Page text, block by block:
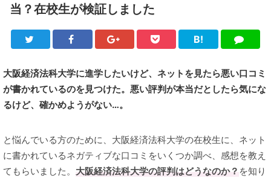
当？在校生が検証しました
Twitter FacebookGoogle+Pocket
B!
は
ブ
LINE
大阪経済法科大学に進学したいけど、ネットを見たら悪い口コミ
が書かれているのを見つけた。悪い評判が本当だとしたら気にな
るけど、確かめようがない…。
と悩んでいる方のために、大阪経済法科大学の在校生に、ネット
に書かれているネガティブな口コミをいくつか調べ、感想を教え
てもらいました。 大阪経済法科大学の評判はどうなのか？ を知り